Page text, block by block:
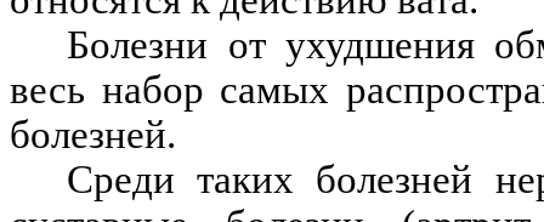
Болезни от ухудшения
весь набор самых
болезней.
Среди таких болезней